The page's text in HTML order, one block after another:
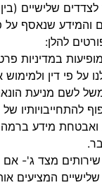
שלישיים
והמידע שנאסף על
להלן:
במדיניות
על פי דין ולמימוש
לשם מניעת
להתחייבויותיו
ואבטחת מידע
שירותים מצד ג'- אם
המציעים